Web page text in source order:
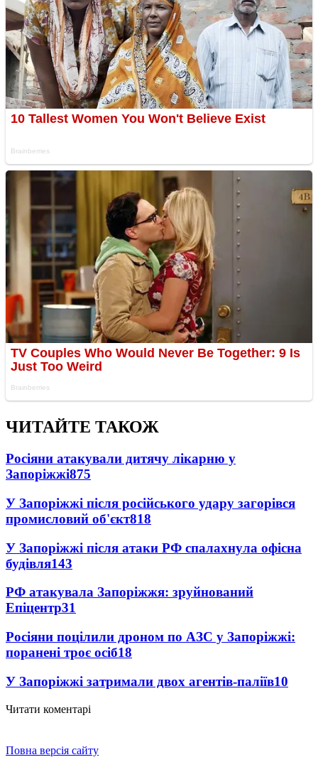
ЧИТАЙТЕ ТАКОЖ
Росіяни атакували дитячу лікарню у
Запоріжжі875
У Запоріжжі після російського удару загорівся
промисловий об'єкт818
У Запоріжжі після атаки РФ спалахнула офісна
будівля143
РФ атакувала Запоріжжя: зруйнований
Епіцентр31
Росіяни поцілили дроном по АЗС у Запоріжжі:
поранені троє осіб18
У Запоріжжі затримали двох агентів-паліїв10
Читати коментарі
Повна версія сайту